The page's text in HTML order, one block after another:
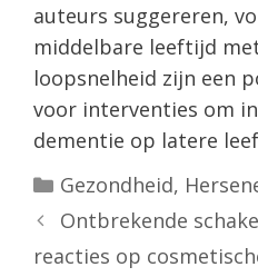
auteurs suggereren,
middelbare leeftijd
loopsnelheid zijn een
voor interventies om
dementie op latere
Categorieën
Gezondheid,
Ontbrekende
reacties op